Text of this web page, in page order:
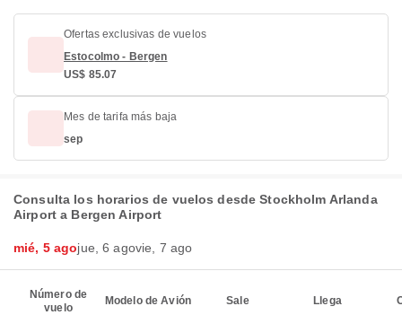
Ofertas exclusivas de vuelos
Estocolmo - Bergen
US$ 85.07
Mes de tarifa más baja
sep
Consulta los horarios de vuelos desde Stockholm Arlanda
Airport a Bergen Airport
mié, 5 agojue, 6 agovie, 7 ago
Número de
vuelo
Modelo de Avión Sale Llega